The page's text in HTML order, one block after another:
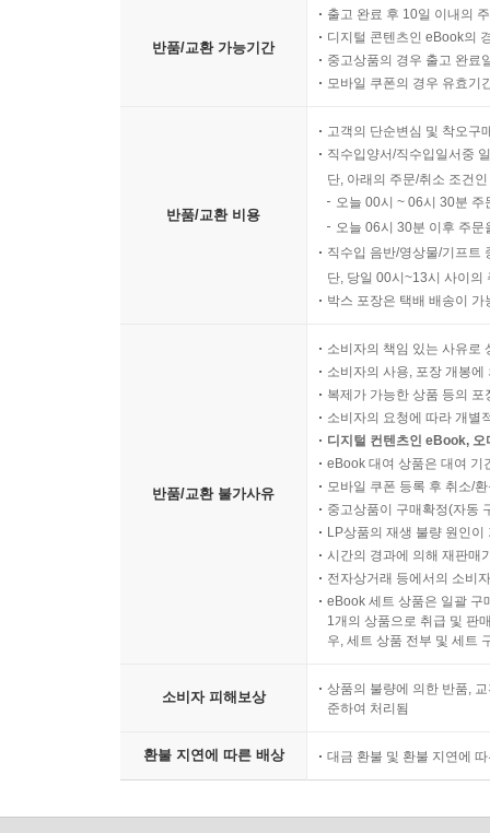
반품/교환 가능기간
출고 완료 후 10일 이내의
디지털 콘텐츠인 eBook의
중고상품의 경우 출고 완료
모바일 쿠폰의 경우 유효기
반품/교환 비용
고객의 단순변심 및 착오구
직수입양서/직수입일서중
단, 아래의 주문/취소 조건
오늘 00시 ~ 06시 30분
오늘 06시 30분 이후 주
직수입 음반/영상물/기프트
단, 당일 00시~13시 사이의
박스 포장은 택배 배송이
반품/교환 불가사유
소비자의 책임 있는 사유로
소비자의 사용, 포장 개봉
복제가 가능한 상품 등의
소비자의 요청에 따라 개별
디지털 컨텐츠인 eBook,
eBook 대여 상품은 대여 기
모바일 쿠폰 등록 후 취소/
중고상품이 구매확정(자동
LP상품의 재생 불량 원인
시간의 경과에 의해 재판매
전자상거래 등에서의 소비
eBook 세트 상품은 일괄 구
1개의 상품으로 취급 및 판
우, 세트 상품 전부 및 세트
소비자 피해보상
상품의 불량에 의한 반품,
준하여 처리됨
환불 지연에 따른 배상 대금 환불 및 환불 지연에